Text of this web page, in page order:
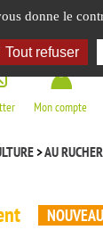
Mon compte
>AU
NOUVEAU
donne le
Tout refuser